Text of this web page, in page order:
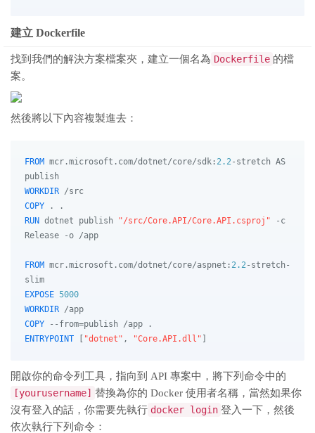
建立 Dockerfile
找到我們的解決方案檔案夾，建立一個名為 Dockerfile 的檔
案。
然後將以下內容複製進去：
FROM mcr.microsoft.com/dotnet/core/sdk: 2.2-stretch AS
WORKDIR /src
COPY . .
RUN dotnet publish "/src/Core.API/Core.API.csproj" -c
Release -o /app
FROM mcr.microsoft.com/dotnet/core/aspnet: 2.2-stretch-
EXPOSE 5000
WORKDIR /app
COPY --from=publish /app .
ENTRYPOINT [ "dotnet" , "Core.API.dll" ]
開啟你的命令列工具，指向到 API 專案中，將下列命令中的
[yourusername] 替換為你的 Docker 使用者名稱，當然如果你
沒有登入的話，你需要先執行 docker login 登入一下，然後
依次執行下列命令：